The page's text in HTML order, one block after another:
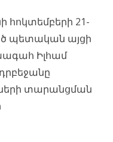
հոկտեմբերի 21-
պետական ​​այցի
Իլհամ
տարանցման